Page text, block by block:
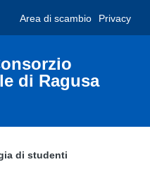
Area di scambio Privacy
di Ragusa
di studenti